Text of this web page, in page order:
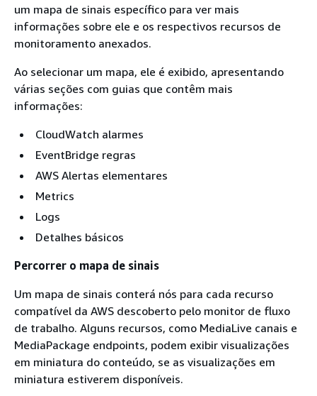
um mapa de sinais específico para ver mais
informações sobre ele e os respectivos recursos de
monitoramento anexados.
Ao selecionar um mapa, ele é exibido, apresentando
várias seções com guias que contêm mais
informações:
CloudWatch alarmes
EventBridge regras
AWS Alertas elementares
Metrics
Logs
Detalhes básicos
Percorrer o mapa de sinais
Um mapa de sinais conterá nós para cada recurso
compatível da AWS descoberto pelo monitor de fluxo
de trabalho. Alguns recursos, como MediaLive canais e
MediaPackage endpoints, podem exibir visualizações
em miniatura do conteúdo, se as visualizações em
miniatura estiverem disponíveis.